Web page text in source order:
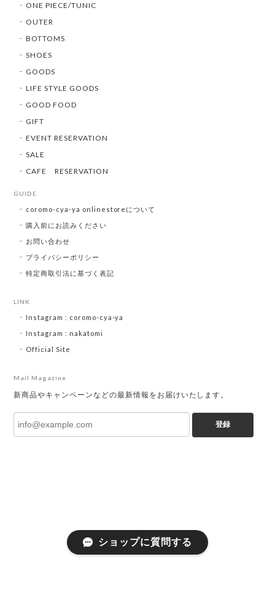
ONE PIECE/TUNIC
OUTER
BOTTOMS
SHOES
GOODS
LIFE STYLE GOODS
GOOD FOOD
GIFT
EVENT RESERVATION
SALE
CAFE RESERVATION
GUIDE
coromo-cya-ya onlinestoreについて
購入前にお読みください
お問い合わせ
プライバシーポリシー
特定商取引法に基づく表記
LINK
Instagram : coromo-cya-ya
Instagram : nakatomi
Official Site
Mail Magazine
新商品やキャンペーンなどの最新情報をお届けいたします。
登録
ショップに質問する